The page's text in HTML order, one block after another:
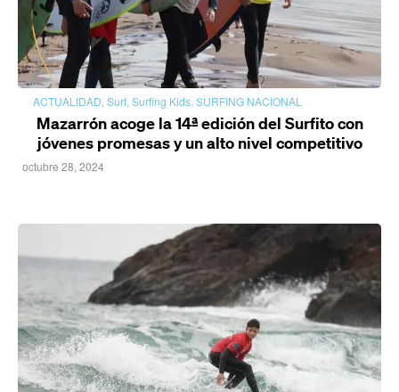
ACTUALIDAD, Surf, Surfing Kids, SURFING NACIONAL
Mazarrón acoge la 14ª edición del Surfito con
jóvenes promesas y un alto nivel competitivo
octubre 28, 2024